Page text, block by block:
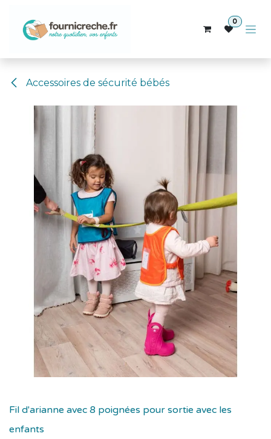
0
Accessoires de sécurité bébés
Fil d'arianne avec 8 poignées pour sortie avec les
enfants